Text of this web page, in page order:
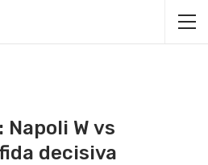
Napoli W vs
decisiva